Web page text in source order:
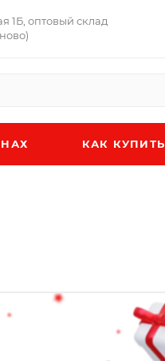
1Б, оптовый склад
КАК КУПИТЬ